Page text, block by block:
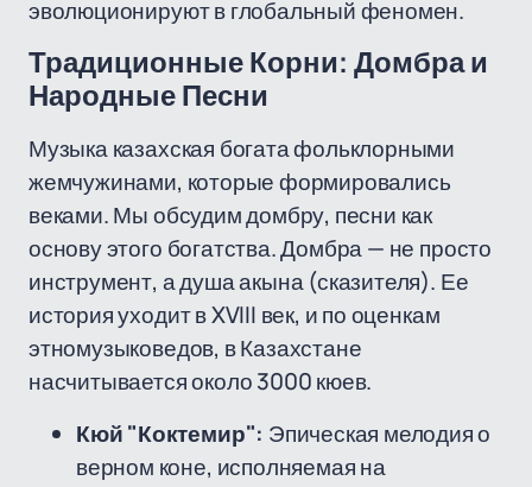
эволюционируют в глобальный феномен.
Традиционные Корни: Домбра и
Народные Песни
Музыка казахская богата фольклорными
жемчужинами, которые формировались
веками. Мы обсудим домбру, песни как
основу этого богатства. Домбра — не просто
инструмент, а душа акына (сказителя). Ее
история уходит в XVIII век, и по оценкам
этномузыковедов, в Казахстане
насчитывается около 3000 кюев.
Кюй "Коктемир": Эпическая мелодия о
верном коне, исполняемая на